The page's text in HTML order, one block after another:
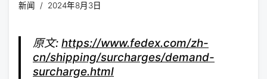
新闻 2024年8月3日
原文: https://www.fedex.com/zh-
cn/shipping/surcharges/demand-
surcharge.html